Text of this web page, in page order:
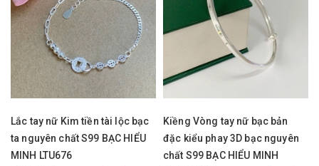
Lắc tay nữ Kim tiền tài lộc bạc
ta nguyên chất S99 BẠC HIỂU
MINH LTU676
Kiềng Vòng tay nữ bạc bản
đặc kiểu phay 3D bạc nguyên
chất S99 BẠC HIỂU MINH